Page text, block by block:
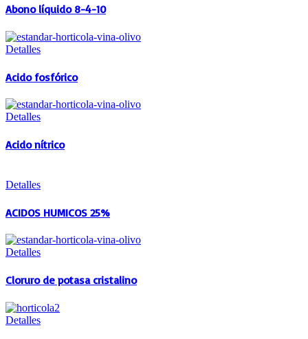
Abono líquido 8-4-10
Detalles
Acido fosfórico
Detalles
Acido nítrico
Detalles
ACIDOS HUMICOS 25%
Detalles
Cloruro de potasa cristalino
Detalles